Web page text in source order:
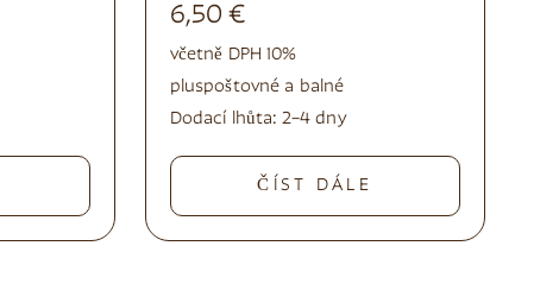
6,50 €
včetně DPH 10%
pluspoštovné a balné
Dodací lhůta: 2–4 dny
ČÍST DÁLE